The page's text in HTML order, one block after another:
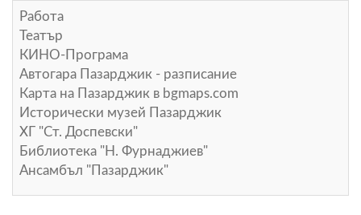
Работа
Театър
КИНО-Програма
Автогара Пазарджик - разписание
Карта на Пазарджик в bgmaps.com
Исторически музей Пазарджик
ХГ "Ст. Доспевски"
Библиотека "Н. Фурнаджиев"
Ансамбъл "Пазарджик"